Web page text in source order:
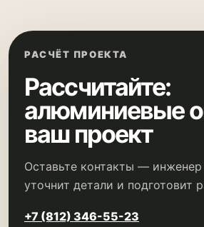
РАСЧЁТ ПРОЕКТА
Рассчитайте:
алюминиевые
ваш проект
Оставьте контакты — инженер
уточнит детали и подготовит
+7 (812) 346-55-23